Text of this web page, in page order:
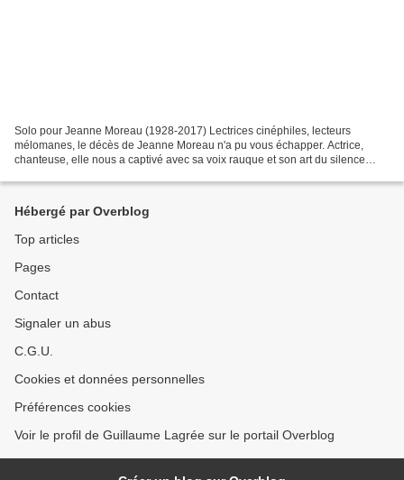
Solo pour Jeanne Moreau (1928-2017) Lectrices cinéphiles, lecteurs
mélomanes, le décès de Jeanne Moreau n'a pu vous échapper. Actrice,
chanteuse, elle nous a captivé avec sa voix rauque et son art du silence
Hébergé par Overblog
Top articles
Pages
Contact
Signaler un abus
C.G.U.
Cookies et données personnelles
Préférences cookies
Voir le profil de Guillaume Lagrée sur le portail Overblog